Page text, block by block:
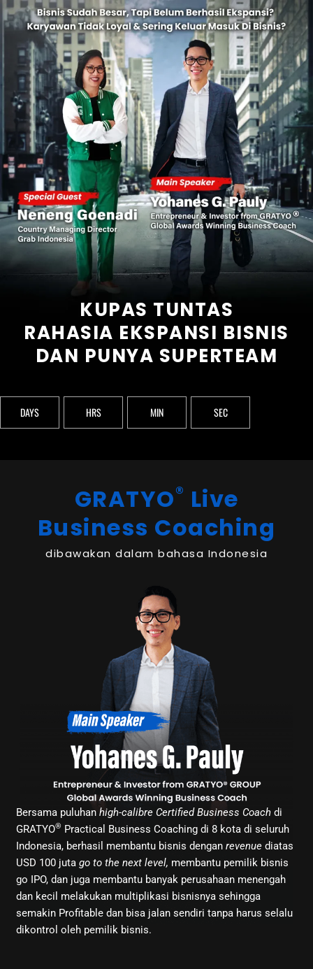
KUPAS TUNTAS
RAHASIA EKSPANSI BISNIS
DAN PUNYA SUPERTEAM
DAYS HRS MIN SEC
GRATYO® Live
Business Coaching
dibawakan dalam bahasa Indonesia​
Bersama puluhan high-calibre Certified Business Coachdi
GRATYO® Practical Business Coaching di 8 kota di seluruh
Indonesia, berhasil membantu bisnis dengan revenuediatas
USD 100 juta go to the next level, membantu pemilik bisnis
go IPO, dan juga membantu banyak perusahaan menengah
dan kecil melakukan multiplikasi bisnisnya sehingga
semakin Profitable dan bisa jalan sendiri tanpa harus selalu
dikontrol oleh pemilik bisnis.